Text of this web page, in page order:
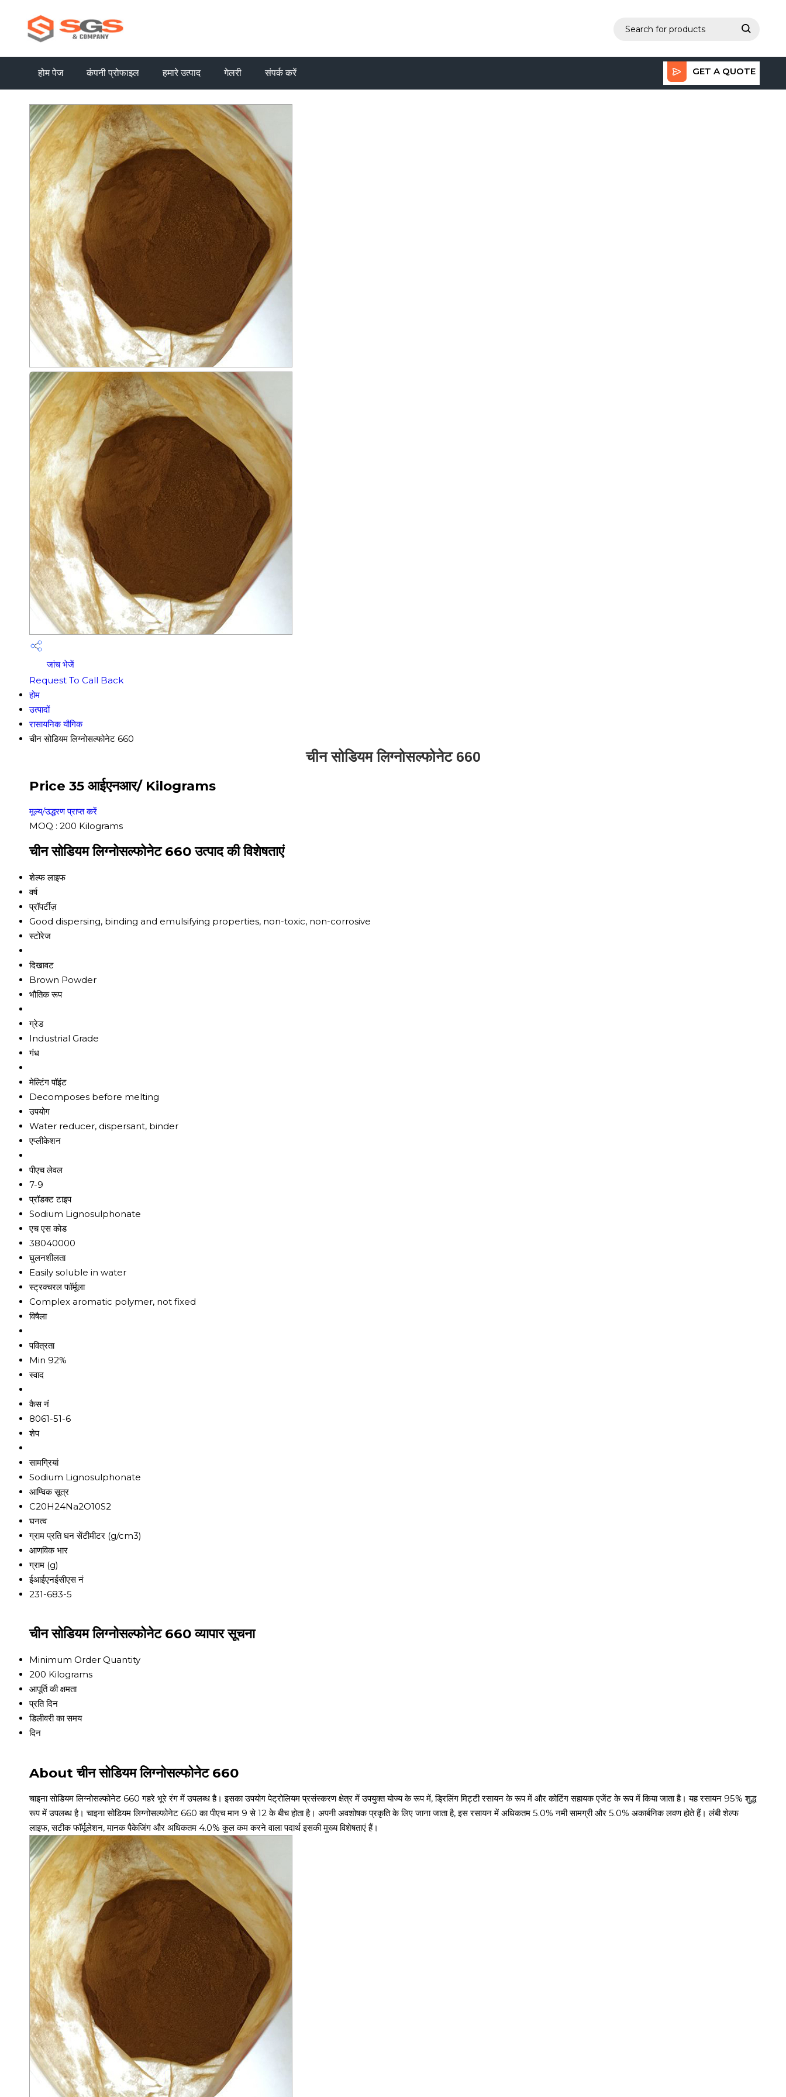
होम पेज कंपनी प्रोफाइल हमारे उत्पाद गेलरी संपर्क करें GET A QUOTE
जांच भेजें
Request To Call Back
होम
उत्पादों
रासायनिक यौगिक
चीन सोडियम लिग्नोसल्फोनेट 660
चीन सोडियम लिग्नोसल्फोनेट 660
Price 35 आईएनआर/ Kilograms
मूल्य/उद्धरण प्राप्त करें
MOQ : 200 Kilograms
चीन सोडियम लिग्नोसल्फोनेट 660 उत्पाद की विशेषताएं
शेल्फ लाइफ
वर्ष
प्रॉपर्टीज़
Good dispersing, binding and emulsifying properties, non-toxic, non-corrosive
स्टोरेज
दिखावट
Brown Powder
भौतिक रूप
ग्रेड
Industrial Grade
गंध
मेल्टिंग पॉइंट
Decomposes before melting
उपयोग
Water reducer, dispersant, binder
एप्लीकेशन
पीएच लेवल
7-9
प्रॉडक्ट टाइप
Sodium Lignosulphonate
एच एस कोड
38040000
घुलनशीलता
Easily soluble in water
स्ट्रक्चरल फॉर्मूला
Complex aromatic polymer, not fixed
विषैला
पवित्रता
Min 92%
स्वाद
कैस नं
8061-51-6
शेप
सामग्रियां
Sodium Lignosulphonate
आण्विक सूत्र
C20H24Na2O10S2
घनत्व
ग्राम प्रति घन सेंटीमीटर (g/cm3)
आणविक भार
ग्राम (g)
ईआईएनईसीएस नं
231-683-5
चीन सोडियम लिग्नोसल्फोनेट 660 व्यापार सूचना
Minimum Order Quantity
200 Kilograms
आपूर्ति की क्षमता
प्रति दिन
डिलीवरी का समय
दिन
About चीन सोडियम लिग्नोसल्फोनेट 660
चाइना सोडियम लिग्नोसल्फोनेट 660 गहरे भूरे रंग में उपलब्ध है। इसका उपयोग पेट्रोलियम प्रसंस्करण क्षेत्र में उपयुक्त योज्य के रूप में, ड्रिलिंग मिट्टी रसायन के रूप में और कोटिंग सहायक एजेंट के रूप में किया जाता है। यह रसायन 95% शुद्ध
रूप में उपलब्ध है। चाइना सोडियम लिग्नोसल्फोनेट 660 का पीएच मान 9 से 12 के बीच होता है। अपनी अवशोषक प्रकृति के लिए जाना जाता है, इस रसायन में अधिकतम 5.0% नमी सामग्री और 5.0% अकार्बनिक लवण होते हैं। लंबी शेल्फ
लाइफ, सटीक फॉर्मूलेशन, मानक पैकेजिंग और अधिकतम 4.0% कुल कम करने वाला पदार्थ इसकी मुख्य विशेषताएं हैं।